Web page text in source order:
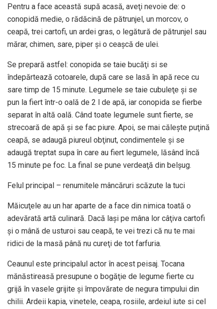
Pentru a face această supă acasă, aveţi nevoie de: o
conopidă medie, o rădăcină de pătrunjel, un morcov, o
ceapă, trei cartofi, un ardei gras, o legătură de pătrunjel sau
mărar, chimen, sare, piper şi o ceaşcă de ulei.
Se prepară astfel: conopida se taie bucăţi si se
îndepărtează cotoarele, după care se lasă în apă rece cu
sare timp de 15 minute. Legumele se taie cubuleţe şi se
pun la fiert într-o oală de 2 l de apă, iar conopida se fierbe
separat în altă oală. Când toate legumele sunt fierte, se
strecoară de apă şi se fac piure. Apoi, se mai căleşte puţină
ceapă, se adaugă piureul obţinut, condimentele şi se
adaugă treptat supa în care au fiert legumele, lăsând încă
15 minute pe foc. La final se pune verdeaţă din belşug.
Felul principal – renumitele mâncăruri scăzute la tuci
Măicuţele au un har aparte de a face din nimica toată o
adevărată artă culinară. Dacă laşi pe mâna lor câţiva cartofi
şi o mână de usturoi sau ceapă, te vei trezi că nu te mai
ridici de la masă până nu cureţi de tot farfuria.
Ceaunul este principalul actor în acest peisaj. Tocana
mănăstireasă presupune o bogăţie de legume fierte cu
grijă în vasele grijite şi împovărate de negura timpului din
chilii. Ardeii kapia, vinetele, ceapa, rosiile, ardeiul iute si cel